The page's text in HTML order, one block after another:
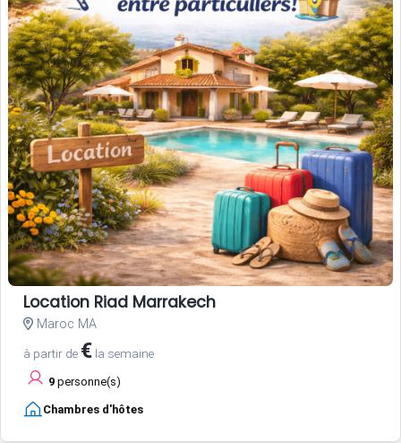
Location Riad Marrakech
Maroc MA
à partir de € la semaine
9 personne(s)
Chambres d'hôtes